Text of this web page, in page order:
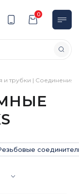
0
и трубки | Соединения